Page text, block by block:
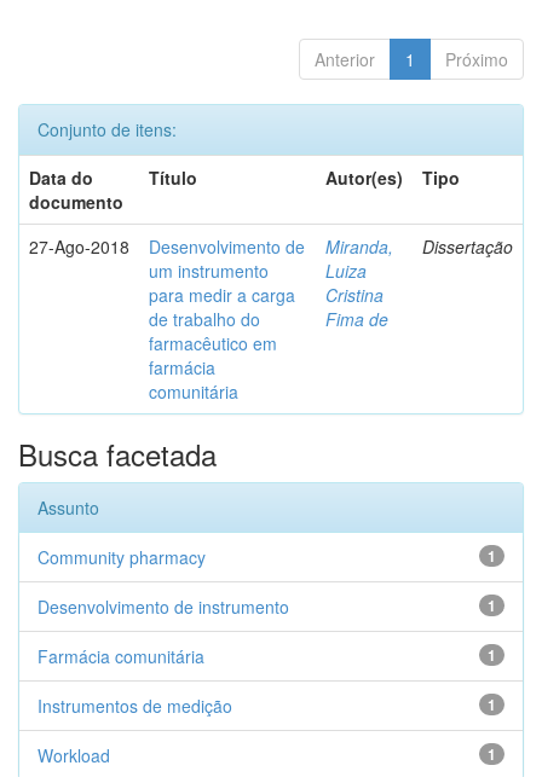
Anterior 1 Próximo
Conjunto de itens:
Data do
documento
Título Autor(es) Tipo
27-Ago-2018
Desenvolvimento de
um instrumento
para medir a carga
de trabalho do
farmacêutico em
farmácia
comunitária
Miranda,
Luiza
Cristina
Fima de
Dissertação
Busca facetada
Assunto
1
Community pharmacy
1
Desenvolvimento de instrumento
1
Farmácia comunitária
1
Instrumentos de medição
1
Workload